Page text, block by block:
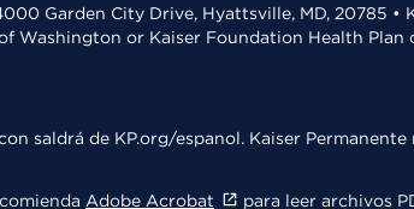
Garden City Drive, Hyattsville, MD, 20785
Washington or Kaiser Foundation Health
saldrá de KP.org/espanol. Kaiser
Adobe Acrobat para leer archivos